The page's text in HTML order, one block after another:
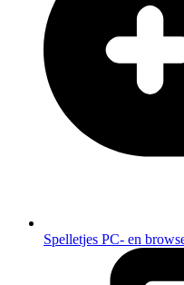
Spelletjes PC- en